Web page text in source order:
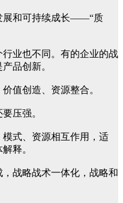
展和可持续成长——“质
业也不同。有的企业的战
品创新。
值创造、资源整合。
压强。
式、资源相互作用，适
释。
战略战术一体化，战略和